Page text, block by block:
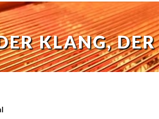
KLANG,